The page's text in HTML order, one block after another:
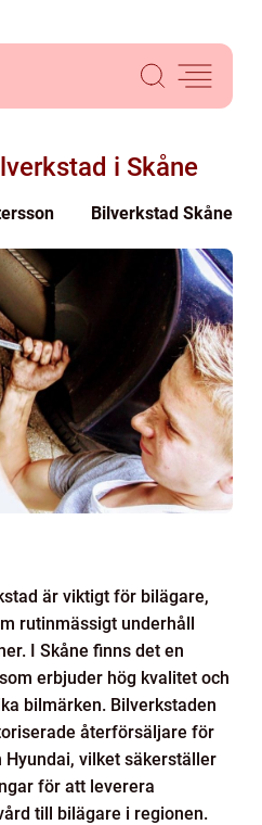
i Skåne
Bilverkstad Skåne
är viktigt för bilägare,
rutinmässigt underhåll
I Skåne finns det en
erbjuder hög kvalitet och
bilmärken. Bilverkstaden
återförsäljare för
Hyundai, vilket säkerställer
för att leverera
till bilägare i regionen.